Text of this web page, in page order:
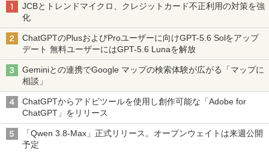
6GB) 288Pin 1.2V CL22 SP016GBLFU
320B22
￥18,280
JCBとトレンドマイクロ、クレジットカード不正利用の対策を強
化
ChatGPTのPlusおよびProユーザーに向けGPT-5.6 Solをアップ
デート 無料ユーザーにはGPT-5.6 Lunaを解放
Geminiとの連携でGoogle マップの検索体験が広がる「マップに
相談」
ChatGPTからアドビツールを使用し創作可能な「Adobe for
ChatGPT」をリリース
「Qwen 3.8-Max」正式リリース。オープンウェイトは来週公開
予定